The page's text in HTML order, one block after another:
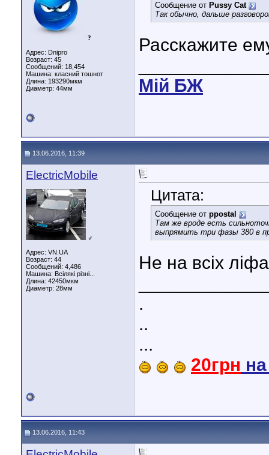
?
Адрес: Dnipro
Возраст: 45
Сообщений: 18,454
Машина: класний тошнот
Длина: 193290мкм
Диаметр: 44мм
Сообщение от Pussy Cat
Так обычно, дальше
Расскажите
Мiй БЖ
13.06.2016, 11:39
ElectricMobile
♂
Адрес: VN.UA
Возраст: 44
Сообщений: 4,486
Машина: Всілякі різні...
Длина: 42450мкм
Диаметр: 28мм
Цитата:
Сообщение от ppostal
Там же вроде есть
выпрямить три фазы 380 в
Не на всіх
.
..
...
20грн
13.06.2016, 11:43